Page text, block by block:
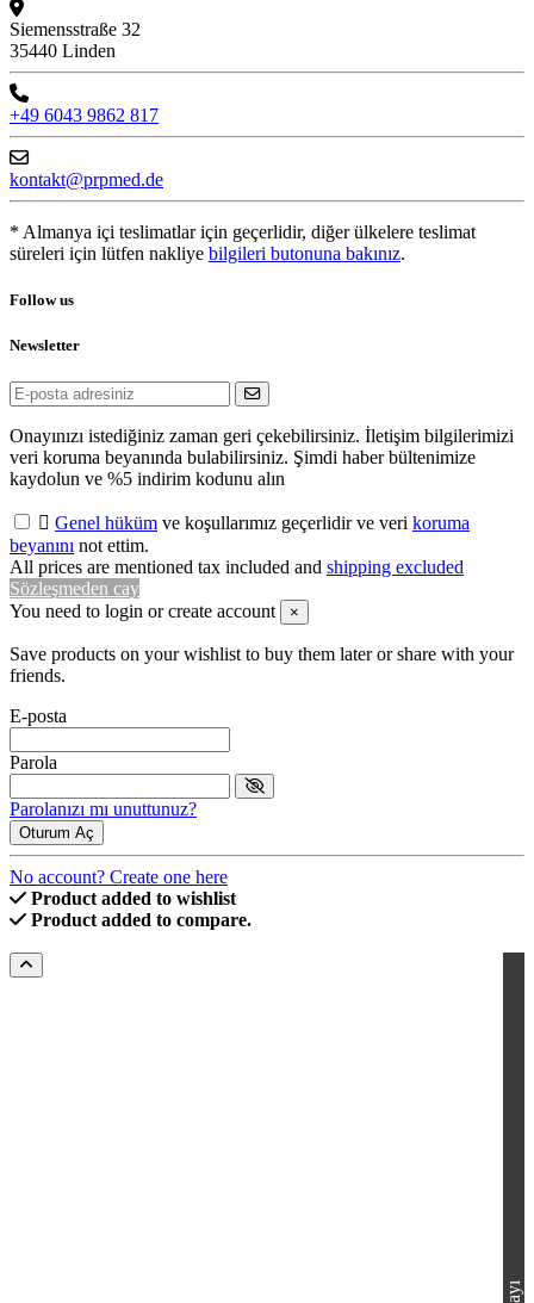
Siemensstraße 32
35440 Linden
+49 6043 9862 817
kontakt@prpmed.de
* Almanya içi teslimatlar için geçerlidir, diğer ülkelere teslimat
süreleri için lütfen nakliye bilgileri butonuna bakınız.
Follow us
Newsletter
Onayınızı istediğiniz zaman geri çekebilirsiniz. İletişim bilgilerimizi
veri koruma beyanında bulabilirsiniz. Şimdi haber bültenimize
kaydolun ve %5 indirim kodunu alın
 Genel hüküm ve koşullarımız geçerlidir ve veri koruma
beyanını not ettim.
All prices are mentioned tax included and shipping excluded
Sözleşmeden cay
You need to login or create account
×
Save products on your wishlist to buy them later or share with your
friends.
E-posta
Parola
Parolanızı mı unuttunuz?
Oturum Aç
No account? Create one here
Product added to wishlist
Product added to compare.